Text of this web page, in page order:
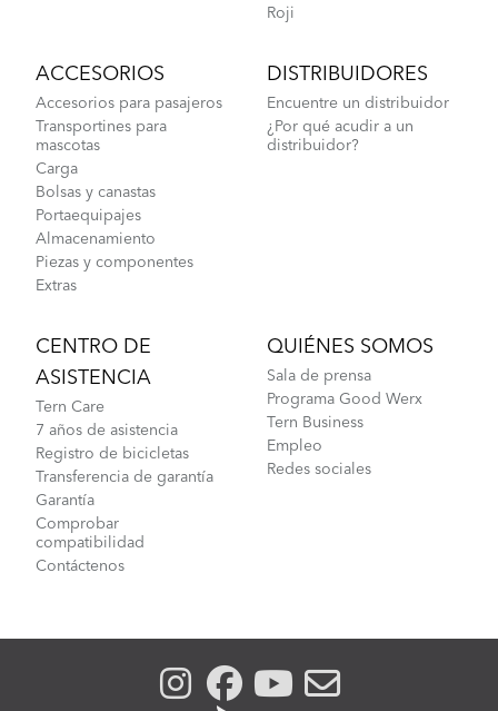
Roji
ACCESORIOS
Accesorios para pasajeros
Transportines para
mascotas
Carga
Bolsas y canastas
Portaequipajes
Almacenamiento
Piezas y componentes
Extras
DISTRIBUIDORES
Encuentre un distribuidor
¿Por qué acudir a un
distribuidor?
CENTRO DE
ASISTENCIA
Tern Care
7 años de asistencia
Registro de bicicletas
Transferencia de garantía
Garantía
Comprobar
compatibilidad
Contáctenos
QUIÉNES SOMOS
Sala de prensa
Programa Good Werx
Tern Business
Empleo
Redes sociales